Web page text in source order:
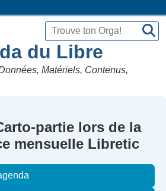
du Libre
Matériels, Contenus,
partie lors de la
mensuelle Libretic